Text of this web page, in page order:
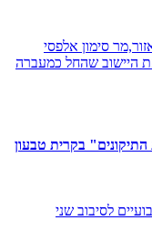
סימון אלפסי
היישוב שהחל כמעברה
בקרית טבעון
לסיבוב שני